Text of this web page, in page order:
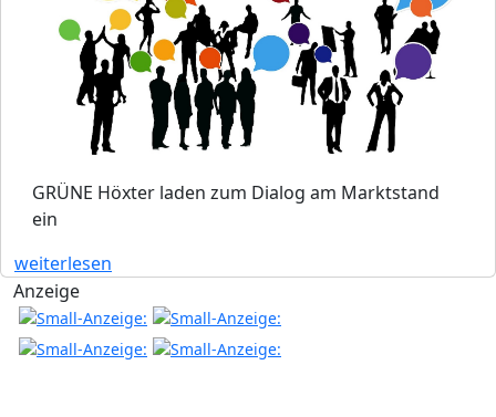
GRÜNE Höxter laden zum Dialog am Marktstand
ein
weiterlesen
Anzeige